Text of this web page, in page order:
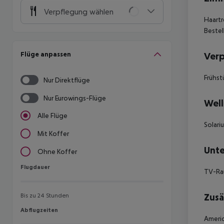
Verpflegung wählen
Flüge anpassen
Nur Direktflüge
Nur Eurowings-Flüge
Alle Flüge
Mit Koffer
Ohne Koffer
Flugdauer
Flugdauer
Bis zu 24 Stunden
Abflugzeiten
Abflugzeiten
TV-